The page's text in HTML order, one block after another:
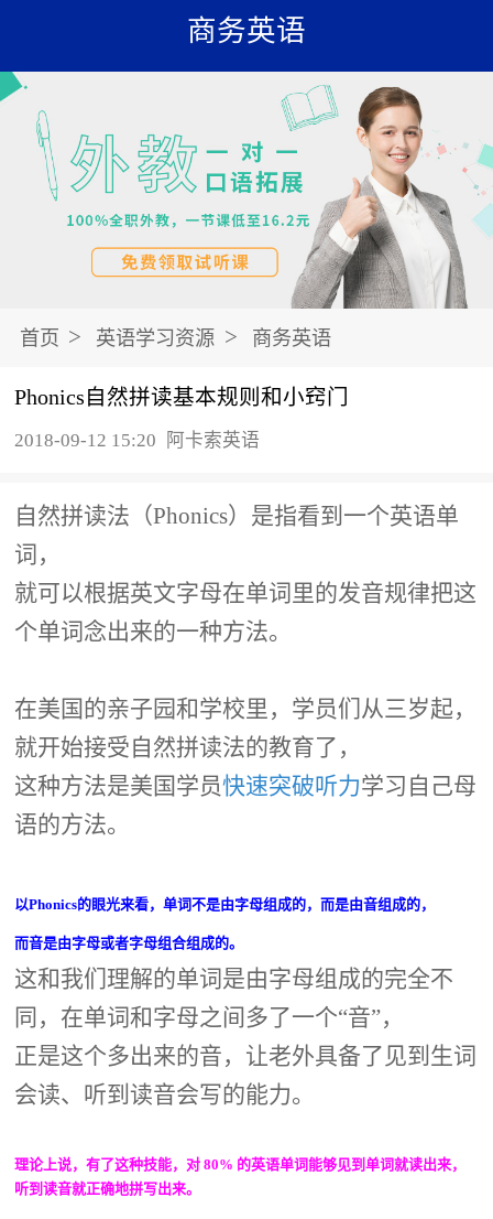
商务英语
首页 > 英语学习资源 > 商务英语
Phonics自然拼读基本规则和小窍门
2018-09-12 15:20 阿卡索英语
自然拼读法（Phonics）是指看到一个英语单
词，
就可以根据英文字母在单词里的发音规律把这
个单词念出来的一种方法。
在美国的亲子园和学校里，学员们从三岁起，
就开始接受自然拼读法的教育了，
这种方法是美国学员快速突破听力学习自己母
语的方法。
以Phonics的眼光来看，单词不是由字母组成的，而是由音组成的，
而音是由字母或者字母组合组成的。
这和我们理解的单词是由字母组成的完全不
同，在单词和字母之间多了一个“音”，
正是这个多出来的音，让老外具备了见到生词
会读、听到读音会写的能力。
理论上说，有了这种技能，对 80% 的英语单词能够见到单词就读出来，
听到读音就正确地拼写出来。